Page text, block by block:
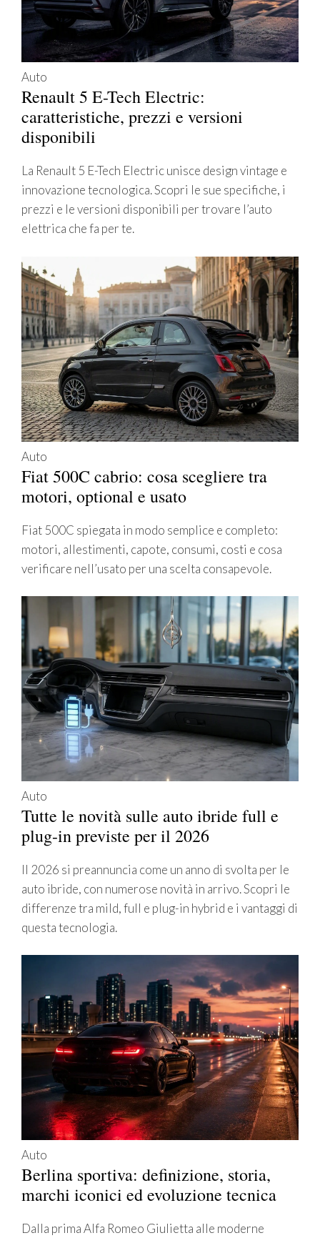
Auto
Renault 5 E-Tech Electric:
caratteristiche, prezzi e versioni
disponibili
La Renault 5 E-Tech Electric unisce design vintage e
innovazione tecnologica. Scopri le sue specifiche, i
prezzi e le versioni disponibili per trovare l’auto
elettrica che fa per te.
Auto
Fiat 500C cabrio: cosa scegliere tra
motori, optional e usato
Fiat 500C spiegata in modo semplice e completo:
motori, allestimenti, capote, consumi, costi e cosa
verificare nell’usato per una scelta consapevole.
Auto
Tutte le novità sulle auto ibride full e
plug-in previste per il 2026
Il 2026 si preannuncia come un anno di svolta per le
auto ibride, con numerose novità in arrivo. Scopri le
differenze tra mild, full e plug-in hybrid e i vantaggi di
questa tecnologia.
Auto
Berlina sportiva: definizione, storia,
marchi iconici ed evoluzione tecnica
Dalla prima Alfa Romeo Giulietta alle moderne